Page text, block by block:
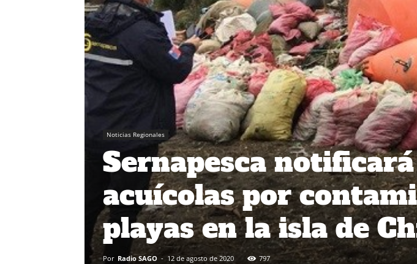
Noticias Regionales
Sernapesca
acuícolas por
playas en la isla de
Por Radio SAGO - 12 de agosto de 2020 797